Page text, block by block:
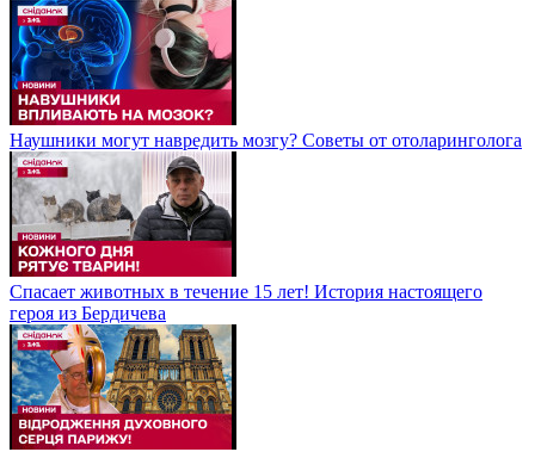
Наушники могут навредить мозгу? Советы от отоларинголога
Спасает животных в течение 15 лет! История настоящего
героя из Бердичева